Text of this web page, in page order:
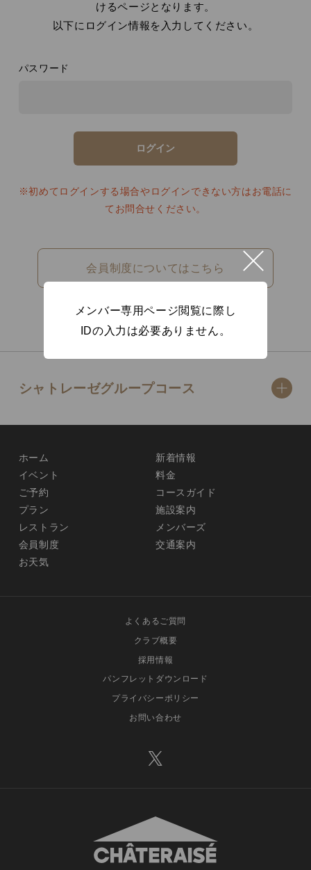
けるページとなります。
以下にログイン情報を入力してください。
パスワード
※初めてログインする場合やログインできない方はお電話に
てお問合せください。
会員制度についてはこちら
メンバー専用ページ閲覧に際し
IDの入力は必要ありません。
シャトレーゼグループコース
ホーム
新着情報
イベント
料金
ご予約
コースガイド
プラン
施設案内
レストラン
メンバーズ
会員制度
交通案内
お天気
よくあるご質問
クラブ概要
採用情報
パンフレットダウンロード
プライバシーポリシー
お問い合わせ